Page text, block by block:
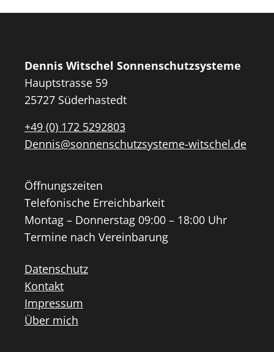
Dennis Witschel Sonnenschutzsysteme
Hauptstrasse 59
25727 Süderhastedt
+49 (0) 172 5292803
Dennis@sonnenschutzsysteme-witschel.de
Öffnungszeiten
Telefonische Erreichbarkeit
Montag – Donnerstag 09:00 – 18:00 Uhr
Termine nach Vereinbarung
Datenschutz
Kontakt
Impressum
Über mich